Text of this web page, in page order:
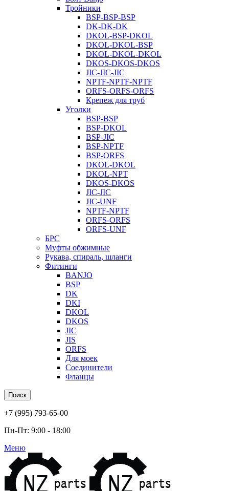
Тройники
BSP-BSP-BSP
DK-DK-DK
DKOL-BSP-DKOL
DKOL-DKOL-BSP
DKOL-DKOL-DKOL
DKOS-DKOS-DKOS
JIC-JIC-JIC
NPTF-NPTF-NPTF
ORFS-ORFS-ORFS
Крепеж для труб
Уголки
BSP-BSP
BSP-DKOL
BSP-JIC
BSP-NPTF
BSP-ORFS
DKOL-DKOL
DKOL-NPT
DKOS-DKOS
JIC-JIC
JIC-UNF
NPTF-NPTF
ORFS-ORFS
ORFS-UNF
БРС
Муфты обжимные
Рукава, спираль, шланги
Фитинги
BANJO
BSP
DK
DKI
DKOL
DKOS
JIC
JIS
ORFS
Для моек
Соединители
Фланцы
Поиск
+7 (995) 793-65-00
Пн-Пт: 9:00 - 18:00
Меню